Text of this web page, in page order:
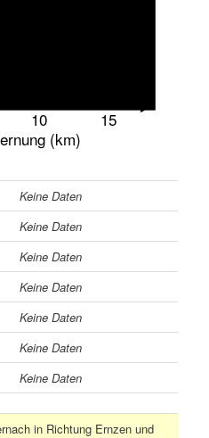
10
15
(km)
Keine Daten
Keine Daten
Keine Daten
Keine Daten
Keine Daten
Keine Daten
Keine Daten
in Richtung Ernzen und